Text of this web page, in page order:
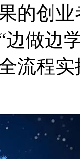
的创
做边
流程